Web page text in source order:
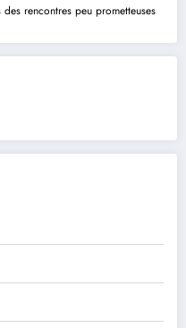
rencontres peu prometteuses